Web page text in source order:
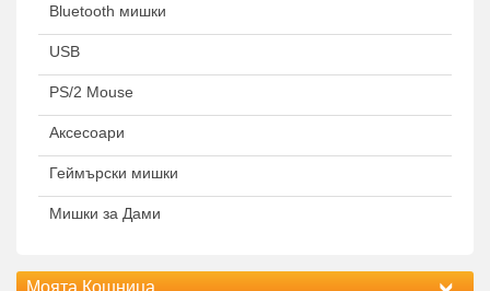
Bluetooth мишки
USB
PS/2 Mouse
Аксесоари
Геймърски мишки
Мишки за Дами
Моята Кошница